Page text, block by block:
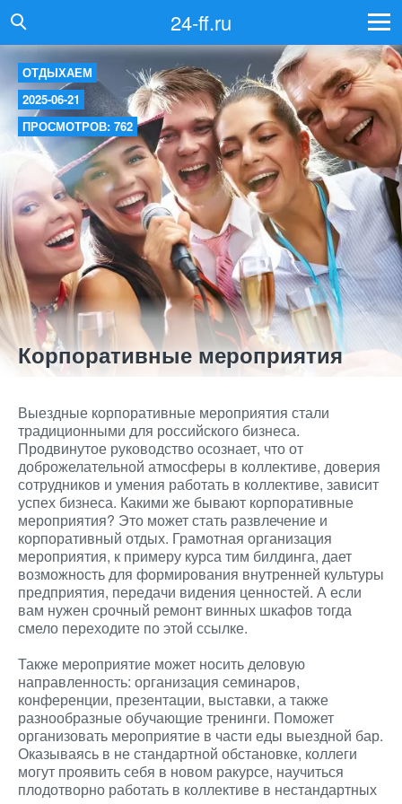
24-ff.ru
ОТДЫХАЕМ
2025-06-21
ПРОСМОТРОВ: 762
Корпоративные мероприятия
Выездные корпоративные мероприятия стали
традиционными для российского бизнеса.
Продвинутое руководство осознает, что от
доброжелательной атмосферы в коллективе, доверия
сотрудников и умения работать в коллективе, зависит
успех бизнеса. Какими же бывают корпоративные
мероприятия? Это может стать развлечение и
корпоративный отдых. Грамотная организация
мероприятия, к примеру курса тим билдинга, дает
возможность для формирования внутренней культуры
предприятия, передачи видения ценностей. А если
вам нужен срочный ремонт винных шкафов тогда
смело переходите по этой ссылке.
Также мероприятие может носить деловую
направленность: организация семинаров,
конференции, презентации, выставки, а также
разнообразные обучающие тренинги. Поможет
организовать мероприятие в части еды выездной бар.
Оказываясь в не стандартной обстановке, коллеги
могут проявить себя в новом ракурсе, научиться
плодотворно работать в коллективе в нестандартных